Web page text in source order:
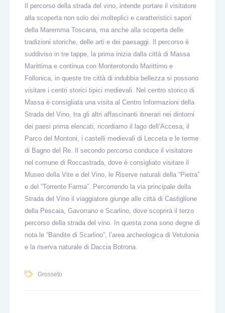
Il percorso della strada del vino, intende portare il visitatore
alla scoperta non solo dei molteplici e caratteristici sapori
della Maremma Toscana, ma anche alla scoperta delle
tradizioni storiche, delle arti e dei paesaggi. Il percorso è
suddiviso in tre tappe, la prima inizia dalla città di Massa
Marittima e continua con Monterotondo Marittimo e
Follonica, in queste tre città di indubbia bellezza si possono
visitare i centri storici tipici medievali. Nel centro storico di
Massa è consigliata una visita al Centro Informazioni della
Strada del Vino, tra gli altri affascinanti itinerari nei dintorni
dei paesi prima elencati, ricordiamo il lago dell’Accesa, il
Parco del Montoni, i castelli medievali di Lecceta e le terme
di Bagno del Re. Il secondo percorso conduce il visitatore
nel comune di Roccastrada, dove è consigliato visitare il
Museo della Vite e del Vino, le Riserve naturali della “Pietra”
e del “Torrente Farma”. Percorrendo la via principale della
Strada del Vino il viaggiatore giunge alle città di Castiglione
della Pescaia, Gavorrano e Scarlino, dove scoprirà il terzo
percorso della strada del vino. In questa zona sono degne di
nota le “Bandite di Scarlino”, l’area archeologica di Vetulonia
e la riserva naturale di Daccia Botrona.
Grosseto